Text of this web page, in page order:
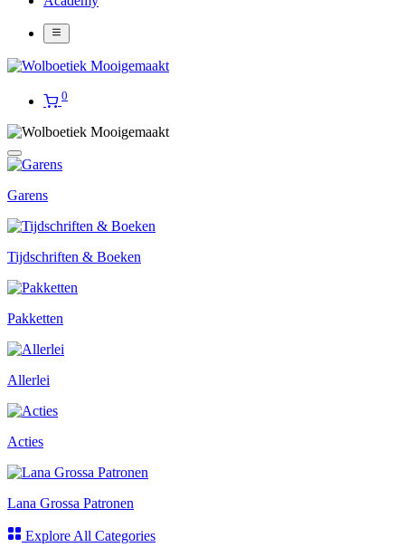
0
Garens
Tijdschriften & Boeken
Pakketten
Allerlei
Acties
Lana Grossa Patronen
Explore All Categories